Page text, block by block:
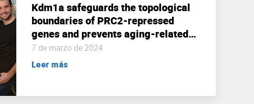
Kdm1a safeguards the topological
boundaries of PRC2-repressed
genes and prevents aging-related
euchromatinization in neurons.
7 de marzo de 2024
Leer más